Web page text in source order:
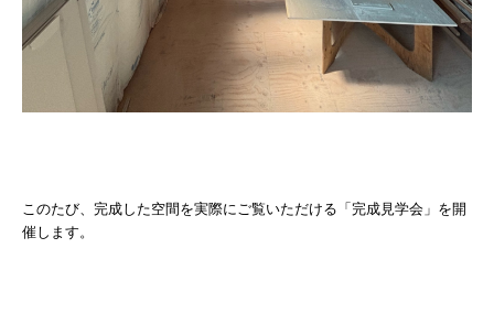
このたび、完成した空間を実際にご覧いただける「完成見学会」を開
催します。